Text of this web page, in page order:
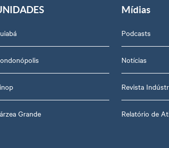
Grande
Mídias
Podcasts
Notícias
Revista
Relatório de